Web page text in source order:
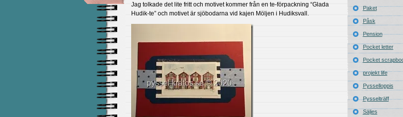
Jag tolkade det lite fritt och motivet kommer från en te-förpackning “Glada
Hudik-te” och motivet är sjöbodarna vid kajen Möljen i Hudiksvall.
Paket
Påsk
Pension
Pocket letter
Pocket
projekt life
Pysselloppis
Pysselträff
Säljes